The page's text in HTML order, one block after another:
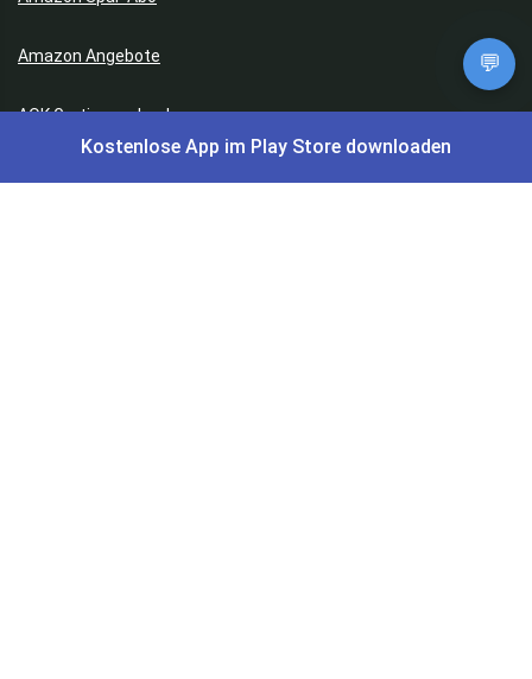
Amazon Angebote
AOK Gratisgeschenke
💬
Kostenlose App im Play Store downloaden